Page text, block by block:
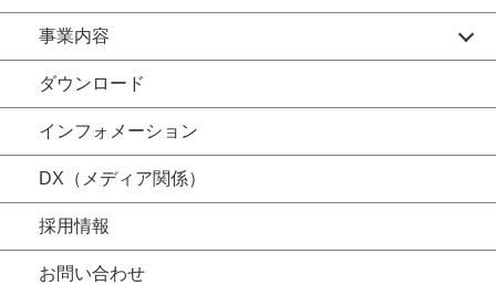
事業内容
ダウンロード
インフォメーション
DX（メディア関係）
採用情報
お問い合わせ